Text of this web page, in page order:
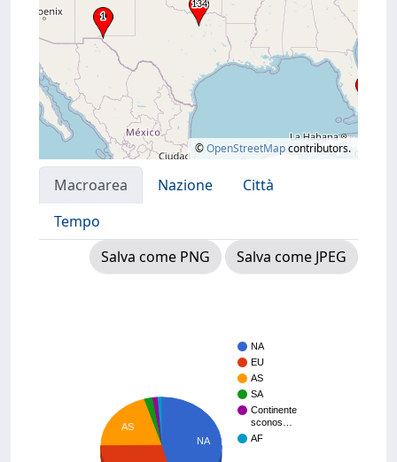
©OpenStreetMapcontributors.
Macroarea Nazione
Città
Tempo
Salva come PNG
Salva come JPEG
NA
EU
AS
SA
Continente
sconos…
AF
NA
AS